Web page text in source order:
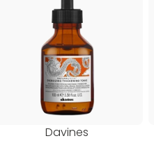
Davines